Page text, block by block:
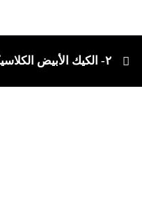
٢- الكيك الأبيض الكلاسيكي.